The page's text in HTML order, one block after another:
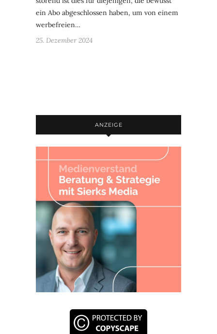
ein Abo abgeschlossen haben, um von einem
werbefreien…
25. Dezember 2024
ANZEIGE